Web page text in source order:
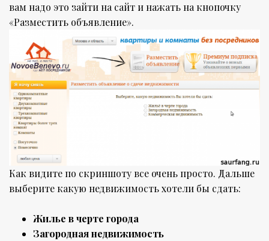
вам надо это зайти на сайт и нажать на кнопочку
«Разместить объявление».
Как видите по скриншоту все очень просто. Дальше
выберите какую недвижимость хотели бы сдать:
Жилье в черте города
Загородная недвижимость